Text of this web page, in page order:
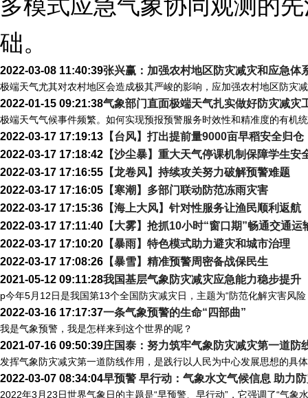
多模式应急气象协同观测的
础。
2022-03-08 11:40:39张兴赢：加强农村地区防灾减灾和应急体
极端天气尤其对农村地区会造成极其严峻的影响，应加强农村地区防灾
2022-01-15 09:21:38气象部门直面极端天气扎实做好防灾减灾
极端天气气候事件频繁。如何实现预报预警服务时效性和精准度的有机
2022-03-17 17:19:13 【台风】打出提前量9000亩早稻安全归仓
2022-03-17 17:18:42 【沙尘暴】重大天气停课机制保障学生安
2022-03-17 17:16:55 【龙卷风】持续攻关努力破解预警难题
2022-03-17 17:16:05 【寒潮】多部门联动防范冻雨灾害
2022-03-17 17:15:36 【海上大风】针对性服务让渔民顺利返航
2022-03-17 17:11:40 【大雾】抢抓10小时“窗口期”畅通交通运
2022-03-17 17:10:20 【暴雨】特色模式助力避灾和城市治理
2022-03-17 17:08:26 【暴雪】精准预警周密备战保民生
2021-05-12 09:11:28我国基层气象防灾减灾应急能力稳步提升
p今年5月12日是我国第13个全国防灾减灾日，主题为“防范化解灾害风
2022-03-16 17:17:37一条气象预警的生命“四部曲”
我是气象预警，我是怎样来到这个世界的呢？
2021-07-16 09:50:39庄国泰：努力筑牢气象防灾减灾第一道防
发挥气象防灾减灾第一道防线作用，是践行以人民为中心发展思想的具
2022-03-07 08:34:04早预警 早行动：气象水文气候信息 助力
2022年3月23日世界气象日的主题是“早预警、早行动”，它强调了“气象